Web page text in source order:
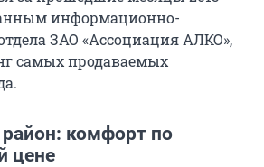
информационно-
ЗАО «Ассоциация АЛКО»,
самых продаваемых
комфорт по
цене